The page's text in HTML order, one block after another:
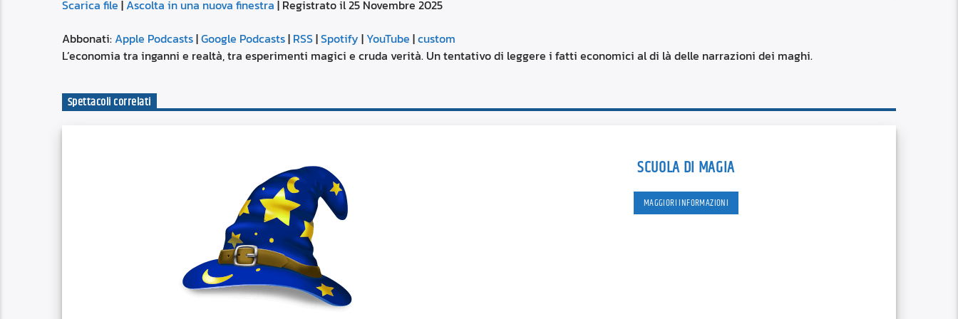
volume.
SUBSCRIBE SHARE
Spotify
EMBED
Scarica file |Ascolta in una nuova finestra | Registrato il 25 Novembre 2025
Abbonati:Apple Podcasts|Google Podcasts| RSS|Spotify | YouTube |custom
L’economia tra inganni e realtà, tra esperimenti magici e cruda verità. Un tentativo di leggere i fatti economici al di là delle narrazioni dei maghi.
Spettacoli correlati
SCUOLA DI MAGIA
MAGGIORI INFORMAZIONI